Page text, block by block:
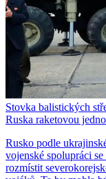
Stovka balistických
Ruska raketovou
Rusko podle
vojenské spolupráci
rozmístit